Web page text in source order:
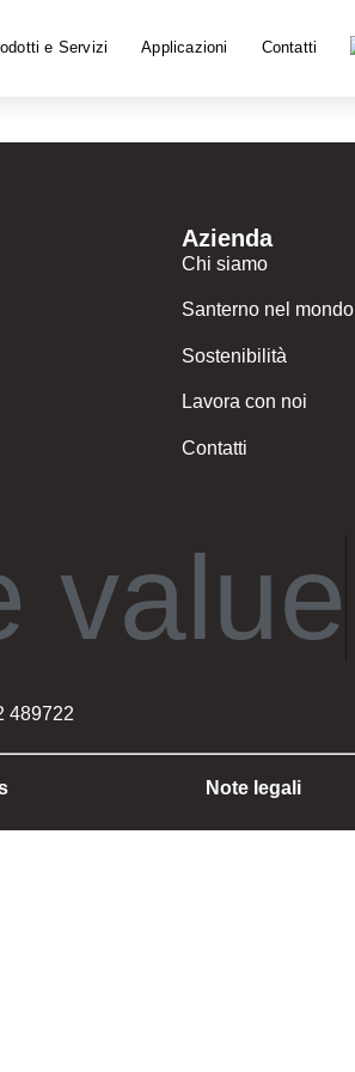
e Servizi Applicazioni Contatti
Azienda
Chi siamo
Santerno nel mondo
Sostenibilità
Lavora con noi
Contatti
value
489722
Note legali